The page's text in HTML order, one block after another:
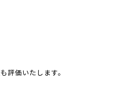
評価いたします。